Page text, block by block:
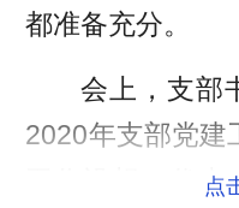
都准备充分。
会上，支部
2020年支部党建
工作设想，代表
点